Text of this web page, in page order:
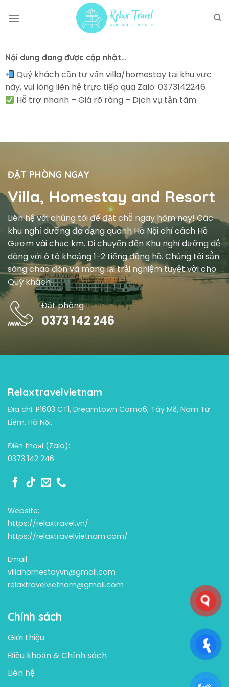
Nội dung đang được cập nhật…
Quý khách cần tư vấn villa/homestay tại khu vực
này, vui lòng liên hệ trực tiếp qua Zalo: 0373142246
Hỗ trợ nhanh – Giá rõ ràng – Dịch vụ tận tâm
ĐẶT PHÒNG NGAY
Villa, Homestay and Resort
Liên hệ với chúng tôi để đặt chỗ ngay hôm nay! Các
khu nghỉ dưỡng đa dạng quanh Hà Nội chỉ cách Hồ
Gươm vài chục km. Di chuyển đến Khu nghỉ dưỡng dễ
dàng với ô tô khoảng 1-2 tiếng đồng hồ. Chúng tôi sẵn
sàng chào đón và mang lại trải nghiệm tuyệt vời cho
Quý khách!
Đặt phòng
0373 142 246
Relaxtravelvietnam
Địa chỉ: P1603 CT1, Dreamtown Coma6, Tây Mỗ, Nam Từ
Liêm, Hà Nội.
Điện thoại (Zalo):
0373 142 246
Website:
https://relaxtravel.vn/
https://relaxtravelvietnam.com/
Email:
villahomestayvn@gmail.com
relaxtravelvietnam@gmail.com
Chính sách
Giới thiệu
Điều khoản & Chính sách
Liên hệ